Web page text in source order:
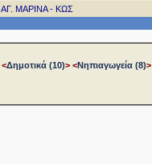
ΑΓ. ΜΑΡΙΝΑ - ΚΩΣ
<Δημοτικά (10)> <Νηπιαγωγεία (8)>